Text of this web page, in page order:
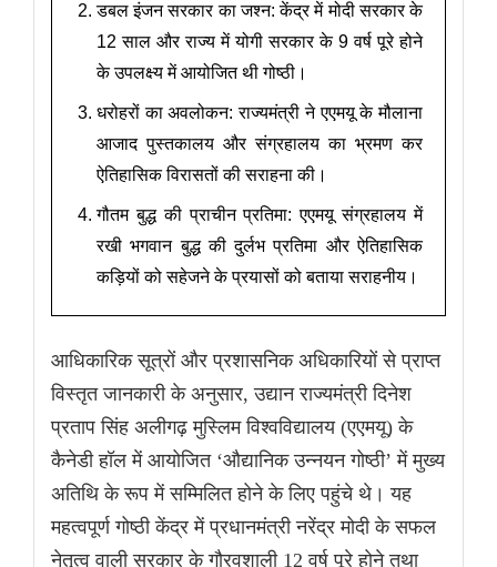
डबल इंजन सरकार का जश्न: केंद्र में मोदी सरकार के
12 साल और राज्य में योगी सरकार के 9 वर्ष पूरे होने
के उपलक्ष्य में आयोजित थी गोष्ठी।
धरोहरों का अवलोकन: राज्यमंत्री ने एएमयू के मौलाना
आजाद पुस्तकालय और संग्रहालय का भ्रमण कर
ऐतिहासिक विरासतों की सराहना की।
गौतम बुद्ध की प्राचीन प्रतिमा: एएमयू संग्रहालय में
रखी भगवान बुद्ध की दुर्लभ प्रतिमा और ऐतिहासिक
कड़ियों को सहेजने के प्रयासों को बताया सराहनीय।
आधिकारिक सूत्रों और प्रशासनिक अधिकारियों से प्राप्त
विस्तृत जानकारी के अनुसार, उद्यान राज्यमंत्री दिनेश
प्रताप सिंह अलीगढ़ मुस्लिम विश्वविद्यालय (एएमयू) के
कैनेडी हॉल में आयोजित ‘औद्यानिक उन्नयन गोष्ठी’ में मुख्य
अतिथि के रूप में सम्मिलित होने के लिए पहुंचे थे। यह
महत्वपूर्ण गोष्ठी केंद्र में प्रधानमंत्री नरेंद्र मोदी के सफल
नेतृत्व वाली सरकार के गौरवशाली 12 वर्ष पूरे होने तथा